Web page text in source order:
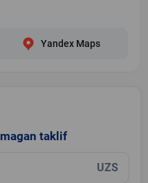
Yandex Maps
taklif
UZS